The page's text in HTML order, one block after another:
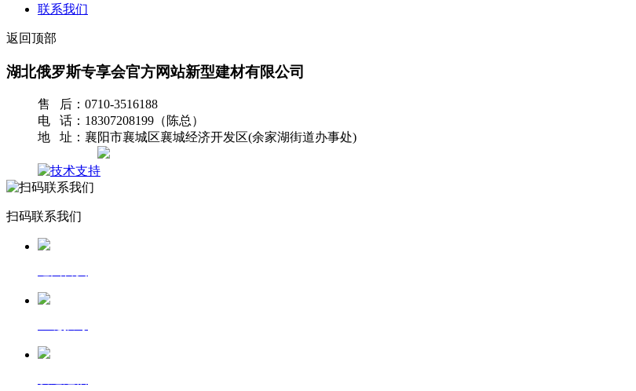
联系我们
返回顶部
湖北俄罗斯专享会官方网站新型建材有限公司
售 后：0710-3516188
电 话：18307208199（陈总）
地 址：襄阳市襄城区襄城经济开发区(余家湖街道办事处)
扫码联系我们